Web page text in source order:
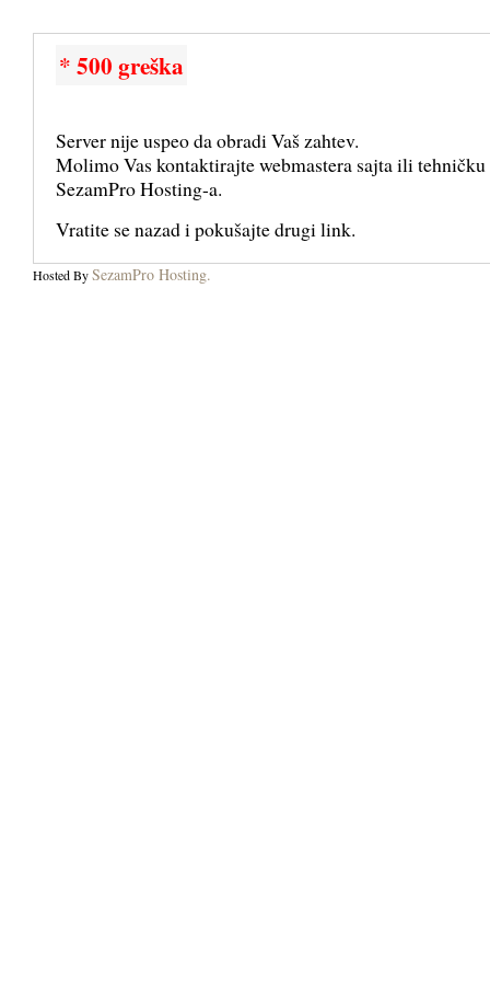
* 500 greška
Server nije uspeo da obradi Vaš zahtev.
Molimo Vas kontaktirajte webmastera sajta ili
SezamPro Hosting-a.
Vratite se nazad i pokušajte drugi link.
Hosted BySezamPro Hosting.